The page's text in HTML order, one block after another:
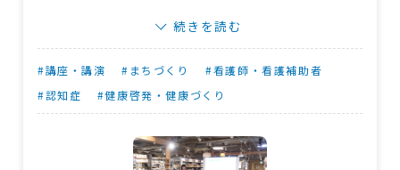
予防について」。当院の認知症看護認定看護
師・保利京子さんが「誰でもできる認知症ケ
睡眠習慣などを分かりやすく講演しました。
続きを読む
#講座・講演 #まちづくり
#看護師・看護補助者
#認知症
#健康啓発・健康づくり